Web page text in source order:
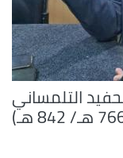
التلمساني